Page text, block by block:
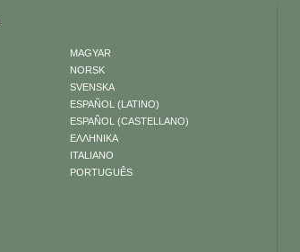
MAGYAR
NORSK
SVENSKA
ESPAÑOL (LATINO)
ESPAÑOL (CASTELLANO)
ΕΛΛΗΝΙΚA
ITALIANO
PORTUGUÊS